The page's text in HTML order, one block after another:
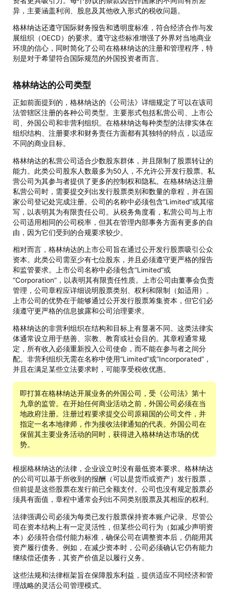
异，主要涵盖利润、股息及其他收入形式的税收问题。
格林纳达还遵守国际财务报告和透明度标准，符合经济合作与发
展组织（OECD）的要求。遵守这些标准增强了外界对当地商业
环境的信心，同时简化了公司在格林纳达的注册和管理程序，特
别是对于希望符合国际规范的外国投资者而言。
格林纳达的公司类型
正如前面提到的，格林纳达的《公司法》详细规定了可以在该司
法管辖区注册的各种公司类型。主要形式包括私营公司、上市公
司、外国公司和非营利组织。在格林纳达每种类型的法律实体在
组织结构、注册要求和财务责任方面都有其独特的特点，以适应
不同的商业目标。
格林纳达的私营公司适合少数股东群体，并且限制了股票转让的
能力。此类公司股东人数最多为50人，不允许公开发行股票。私
营公司为其参与者提供了更多的控制权和隐私。在格林纳达注册
私营公司时，需要提交列出发行股票类别和数量的章程，并在国
家公司登记处完成注册。公司的名称中必须包含“Limited”或其缩
写，以表明其为有限责任公司。从税务角度看，私营公司与上市
公司适用相同的公司税率，但其在管理内部事务方面有更多的自
由，因为它们受到的合规要求较少。
相对而言，格林纳达的上市公司旨在通过公开发行股票吸引公众
资本。此类公司需至少有七位股东，并且必须遵守更严格的报告
和监管要求。上市公司名称中必须包含“Limited”或
“Corporation”，以表明其有限责任性质。上市公司由董事会负责
管理，公司章程应详细说明股票类别、权利和限制（如适用）。
上市公司的优势在于能够通过公开发行股票筹集资本，但它们必
须遵守更严格的信息披露和公司治理要求。
格林纳达的非营利组织在结构和目标上有显著不同。这类法律实
体通常设立用于慈善、宗教、教育或社会目的。其章程通常规
定，所有收入必须重新投入公司使命，而不能在参与者之间分
配。非营利组织无需在名称中使用“Limited”或“Incorporated”，
并且在满足某些立法要求时，可能享受税收优惠。
即打算在格林纳达开展业务的外国公司，受《公司法》第十
九章的监管。在开始任何商业活动之前，外国公司必须在当
地政府注册。注册过程要求提交公司原籍国的公司文件，并
指定一名本地律师，作为接收法律通知的代表。外国公司在
保留其主要业务活动的同时，获得进入格林纳达市场的优
势。
根据格林纳达的法律，企业设立时没有最低资本要求。格林纳达
的公司可以基于所收到的报酬（可以是货币或资产）发行股票，
但前提是这些股票在发行前已全额支付。公司也没有规定股票必
须具有面值，章程中通常会列出不同类别股票及其相应的权利。
法律强调公司必须为每类已发行股票保持资本账户记录。尽管公
司在资本结构上有一定灵活性，但某些公司行为（如减少声明资
本）必须符合偿付能力标准，确保公司在调整资本后，仍能用其
资产履行债务。例如，在减少资本时，公司必须确认它仍有能力
继续偿还债务，其资产价值足以履行义务。
这些法规和法律框架旨在保障股东利益，提供适应不同经济和管
理战略的灵活公司管理模式。